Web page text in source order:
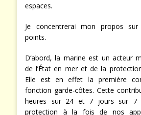
espaces.
Je concentrerai mon propos sur
points.
D’abord, la marine est un acteur
de l’État en mer et de la
Elle est en effet la première
fonction garde-côtes. Cette
heures sur 24 et 7 jours sur 7
protection à la fois de nos